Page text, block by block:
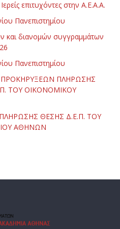
επιτυχόντες στην Α.Ε.Α.Α.
Πανεπιστημίου
και διανομών συγγραμμάτων
Πανεπιστημίου
ΠΛΗΡΩΣΗΣ
ΤΟΥ ΟΙΚΟΝΟΜΙΚΟΥ
ΘΕΣΗΣ Δ.Ε.Π. ΤΟΥ
ΑΘΗΝΩΝ